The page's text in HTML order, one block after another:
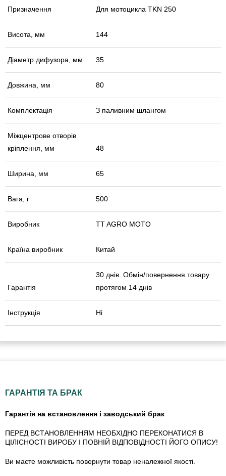
Призначення Для мотоцикла TKN 250
Висота, мм 144
Діаметр дифузора, мм 35
Довжина, мм 80
Комплектація З паливним шлангом
Міжцентрове отворів
кріплення, мм
48
Ширина, мм 65
Вага, г 500
Виробник TT AGRO MOTO
Країна виробник Китай
Гарантія
30 днів. Обмін/повернення товару
протягом 14 днів
Інструкція Ні
ГАРАНТІЯ ТА БРАК
Гарантія на встановлення і заводський брак
ПЕРЕД ВСТАНОВЛЕННЯМ НЕОБХІДНО ПЕРЕКОНАТИСЯ В
ЦІЛІСНОСТІ ВИРОБУ І ПОВНІЙ ВІДПОВІДНОСТІ ЙОГО ОПИСУ!
Ви маєте можливість повернути товар неналежної якості.